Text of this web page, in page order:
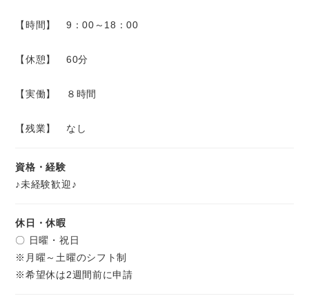
【時間】 9：00～18：00
【休憩】 60分
【実働】 ８時間
【残業】 なし
資格・経験
♪未経験歓迎♪
休日・休暇
〇 日曜・祝日
※月曜～土曜のシフト制
※希望休は2週間前に申請